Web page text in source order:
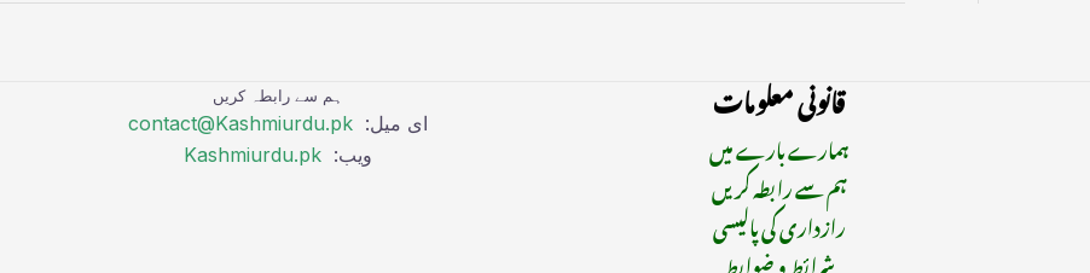
قانونی معلومات
ہمارے بارے میں
ہم سے رابطہ کریں
رازداری کی پالیسی
ہم سے رابطہ کریں
ای میل: contact@Kashmiurdu.pk
ویب: Kashmiurdu.pk